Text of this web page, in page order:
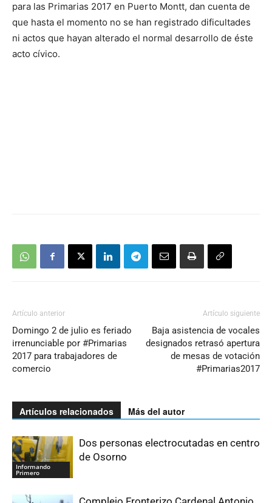
para las Primarias 2017 en Puerto Montt, dan cuenta de
que hasta el momento no se han registrado dificultades
ni actos que hayan alterado el normal desarrollo de éste
acto cívico.
Artículo anterior
Domingo 2 de julio es feriado
irrenunciable por #Primarias
2017 para trabajadores de
comercio
Artículo siguiente
Baja asistencia de vocales
designados retrasó apertura
de mesas de votación
#Primarias2017
Artículos relacionados Más del autor
Informando
Primero
Dos personas electrocutadas en centro
de Osorno